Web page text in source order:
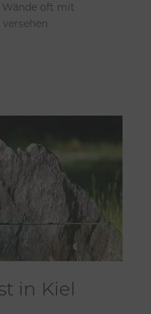
oft mit
Malerei, Mosaiken oder Reliefs versehen
in Kiel